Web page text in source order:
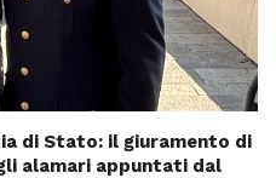
di Stato: il giuramento di
alamari appuntati dal